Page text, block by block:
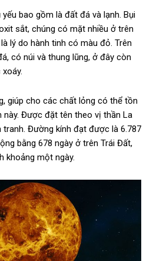
bao gồm là đất đá và lạnh. Bụi
sắt, chúng có mặt nhiều ở trên
lý do hành tinh có màu đỏ. Trên
có núi và thung lũng, ở đây còn
giúp cho các chất lỏng có thể tồn
này. Được đặt tên theo vị thần La
Đường kính đạt được là 6.787
bằng 678 ngày ở trên Trái Đất,
khoảng một ngày.